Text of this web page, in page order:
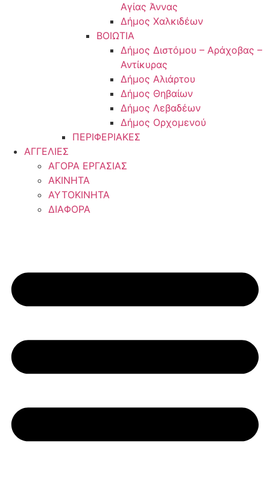
Αγίας Άννας
Δήμος Χαλκιδέων
ΒΟΙΩΤΙΑ
Δήμος Διστόμου – Αράχοβας –
Αντίκυρας
Δήμος Αλιάρτου
Δήμος Θηβαίων
Δήμος Λεβαδέων
Δήμος Ορχομενού
ΠΕΡΙΦΕΡΙΑΚΕΣ
ΑΓΓΕΛΙΕΣ
ΑΓΟΡΑ ΕΡΓΑΣΙΑΣ
ΑΚΙΝΗΤΑ
ΑΥΤΟΚΙΝΗΤΑ
ΔΙΑΦΟΡΑ